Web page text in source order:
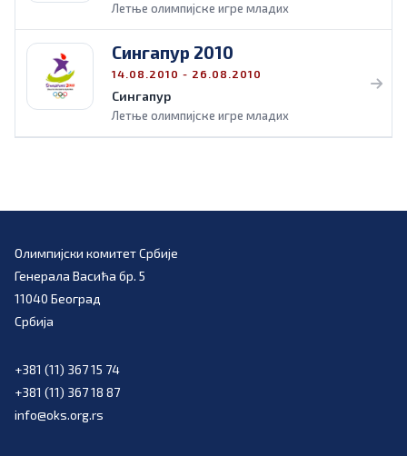
Летње олимпијске игре младих
Сингапур 2010
14.08.2010 - 26.08.2010
Сингапур
Летње олимпијске игре младих
Олимпијски комитет Србије
Генерала Васића бр. 5
11040 Београд
Србија
+381 (11) 367 15 74
+381 (11) 367 18 87
info@oks.org.rs